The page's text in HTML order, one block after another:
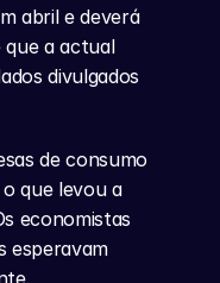
abril e deverá
que a actual
divulgados
de consumo
que levou a
economistas
esperavam